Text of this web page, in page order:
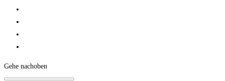
Gehe nachoben